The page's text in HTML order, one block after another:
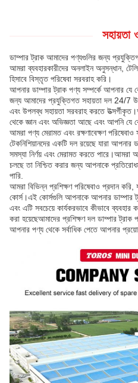
সহায়তা
ডাম্পার ট্রাক আমাদের পণ্যগুলির জন্য
আমরা ব্যবহারকারীদের অনলাইন অনুসন্ধান,
হিসাবে বিস্তৃত পরিষেবা সরবরাহ করি।
আপনার ডাম্পার ট্রাক পণ্য সম্পর্কে আপনার
জন্য আমাদের প্রযুক্তিগত সহায়তা দল 24/7
এবং উপলব্ধ সহায়তা সরবরাহ করতে
থেকে জ্ঞান এবং অভিজ্ঞতা আছে এবং আপনি যে
আমরা পণ্য মেরামত এবং রক্ষণাবেক্ষণ
টেকনিশিয়ানদের একটি দল রয়েছে যারা
সমস্যা নির্ণয় এবং মেরামত করতে পারে।আমরা
চলছে তা নিশ্চিত করার জন্য আপনাকে
পারি.
আমরা বিভিন্ন প্রশিক্ষণ পরিষেবাও প্রদান
কোর্স।এই কোর্সগুলি আপনাকে আপনার ডাম্পার
এবং এটি সবচেয়ে কার্যকরভাবে কীভাবে
করা হয়েছেআমাদের প্রশিক্ষণ দল ডাম্পার
আপনার পণ্য থেকে সর্বাধিক পেতে আপনার